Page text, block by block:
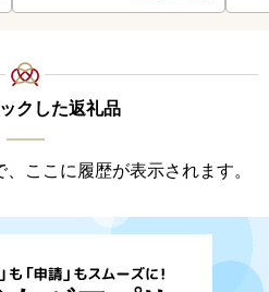
クした返礼品
ここに履歴が表示されます。